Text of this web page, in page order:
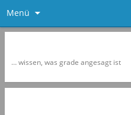
Menü
… wissen, was grade angesagt ist